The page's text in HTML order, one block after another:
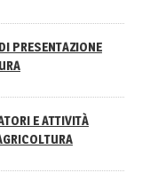
PRESENTAZIONE
E ATTIVITÀ